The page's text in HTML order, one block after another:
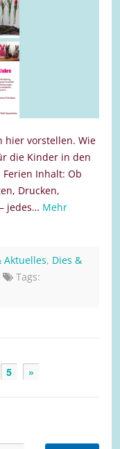
hier vorstellen. Wie
die Kinder in den
Inhalt: Ob
Drucken,
jedes… Mehr
Aktuelles, Dies &
Tags:
5 »